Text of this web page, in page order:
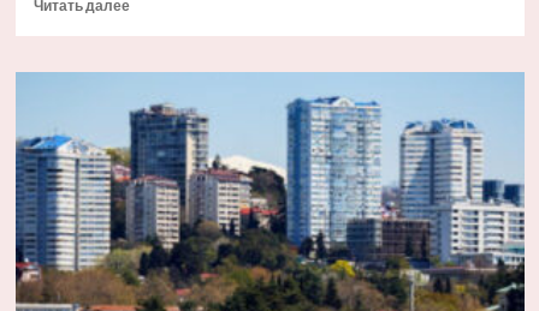
Читать далее
Стоимость
типа
жилья
в
Москве
впервые
перевалила
за
триллион
рублей